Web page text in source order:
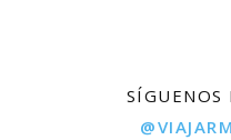
SÍGUENOS